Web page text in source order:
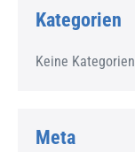
Kategorien
Keine Kategorien
Meta